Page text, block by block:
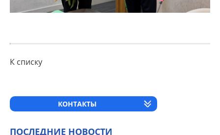
К списку
КОНТАКТЫ
ПОСЛЕДНИЕ НОВОСТИ